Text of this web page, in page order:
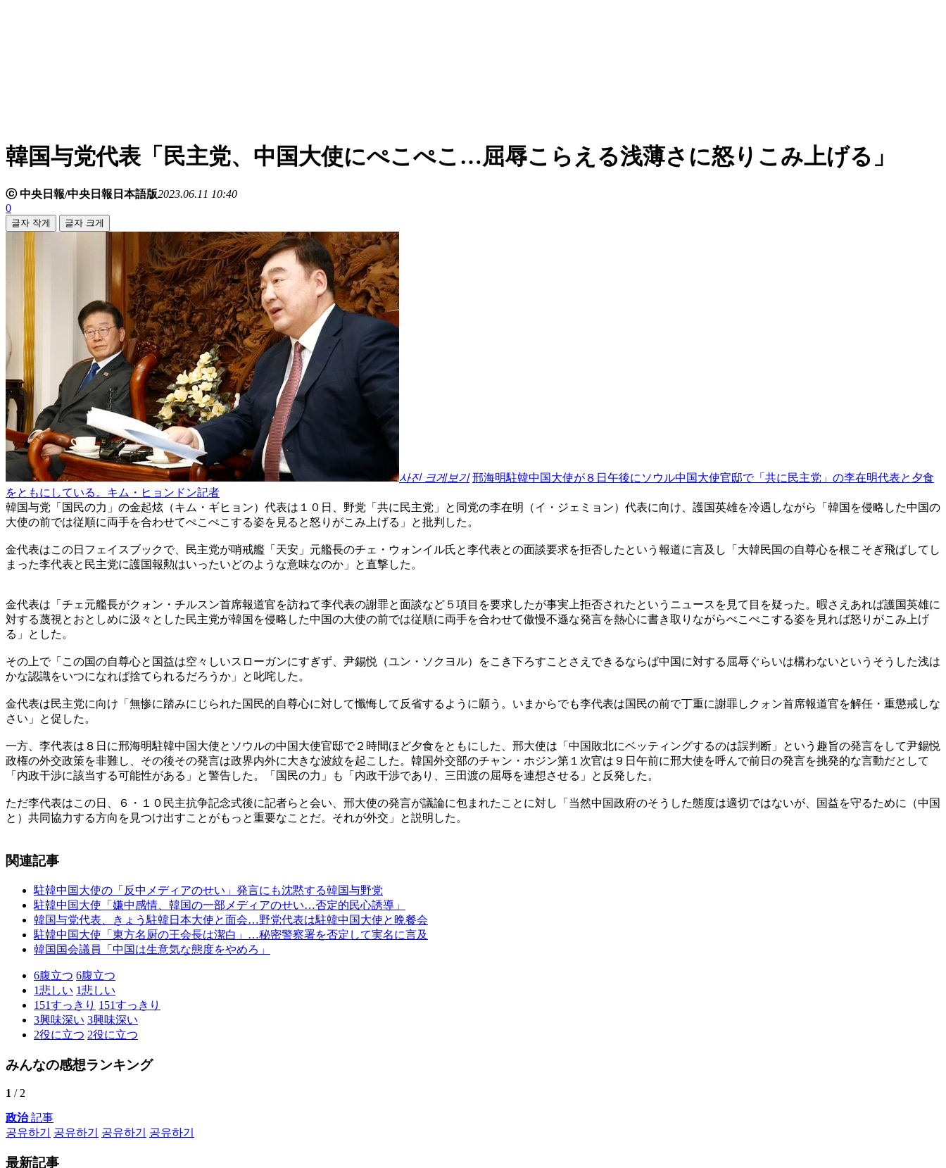
韓国与党代表「民主党、中国大使にぺこぺこ…屈辱こらえる浅薄さに怒りこみ上げる」
ⓒ 中央日報/中央日報日本語版2023.06.11 10:40
0
글자 작게 글자 크게
사진 크게보기 邢海明駐韓中国大使が８日午後にソウル中国大使官邸で「共に民主党」の李在明代表と夕食
をともにしている。キム・ヒョンドン記者
韓国与党「国民の力」の金起炫（キム・ギヒョン）代表は１０日、野党「共に民主党」と同党の李在明（イ・ジェミョン）代表に向け、護国英雄を冷遇しながら「韓国を侵略した中国の
大使の前では従順に両手を合わせてぺこぺこする姿を見ると怒りがこみ上げる」と批判した。
金代表はこの日フェイスブックで、民主党が哨戒艦「天安」元艦長のチェ・ウォンイル氏と李代表との面談要求を拒否したという報道に言及し「大韓民国の自尊心を根こそぎ飛ばしてし
まった李代表と民主党に護国報勲はいったいどのような意味なのか」と直撃した。
金代表は「チェ元艦長がクォン・チルスン首席報道官を訪ねて李代表の謝罪と面談など５項目を要求したが事実上拒否されたというニュースを見て目を疑った。暇さえあれば護国英雄に
対する蔑視とおとしめに汲々とした民主党が韓国を侵略した中国の大使の前では従順に両手を合わせて傲慢不遜な発言を熱心に書き取りながらぺこぺこする姿を見れば怒りがこみ上げ
る」とした。
その上で「この国の自尊心と国益は空々しいスローガンにすぎず、尹錫悦（ユン・ソクヨル）をこき下ろすことさえできるならば中国に対する屈辱ぐらいは構わないというそうした浅は
かな認識をいつになれば捨てられるだろうか」と叱咤した。
金代表は民主党に向け「無惨に踏みにじられた国民的自尊心に対して懺悔して反省するように願う。いまからでも李代表は国民の前で丁重に謝罪しクォン首席報道官を解任・重懲戒しな
さい」と促した。
一方、李代表は８日に邢海明駐韓中国大使とソウルの中国大使官邸で２時間ほど夕食をともにした、邢大使は「中国敗北にベッティングするのは誤判断」という趣旨の発言をして尹錫悦
政権の外交政策を非難し、その後その発言は政界内外に大きな波紋を起こした。韓国外交部のチャン・ホジン第１次官は９日午前に邢大使を呼んで前日の発言を挑発的な言動だとして
「内政干渉に該当する可能性がある」と警告した。「国民の力」も「内政干渉であり、三田渡の屈辱を連想させる」と反発した。
ただ李代表はこの日、６・１０民主抗争記念式後に記者らと会い、邢大使の発言が議論に包まれたことに対し「当然中国政府のそうした態度は適切ではないが、国益を守るために（中国
と）共同協力する方向を見つけ出すことがもっと重要なことだ。それが外交」と説明した。
関連記事
駐韓中国大使の「反中メディアのせい」発言にも沈黙する韓国与野党
駐韓中国大使「嫌中感情、韓国の一部メディアのせい…否定的民心誘導」
韓国与党代表、きょう駐韓日本大使と面会…野党代表は駐韓中国大使と晩餐会
駐韓中国大使「東方名厨の王会長は潔白」…秘密警察署を否定して実名に言及
韓国国会議員「中国は生意気な態度をやめろ」
6腹立つ 6腹立つ
1悲しい 1悲しい
151すっきり 151すっきり
3興味深い 3興味深い
2役に立つ 2役に立つ
みんなの感想ランキング
1 / 2
政治記事
공유하기
공유하기 공유하기 공유하기
最新記事